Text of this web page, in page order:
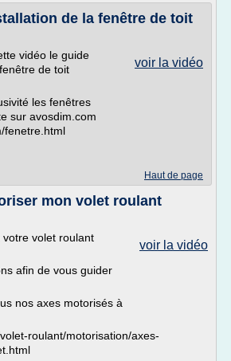
de la fenêtre de toit
voir la vidéo
vidéo le guide
de toit
les fenêtres
sur avosdim.com
fenetre.html
Haut de page
mon volet roulant
voir la vidéo
volet roulant
afin de vous guider
nos axes motorisés à
roulant/motorisation/axes-